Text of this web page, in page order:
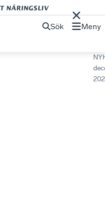
Sök Meny